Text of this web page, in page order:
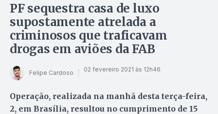
PF sequestra casa de luxo
supostamente atrelada a
criminosos que traficavam
drogas em aviões da FAB
Felipe Cardoso 02 fevereiro 2021 às 12h46
Operação, realizada na manhã desta terça-feira,
2, em Brasília, resultou no cumprimento de 15